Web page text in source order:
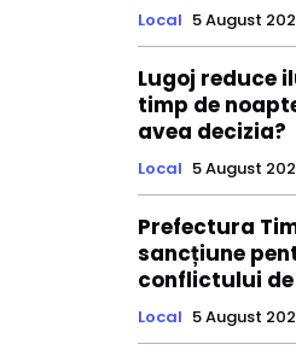
Local 5 August
Lugoj reduce
timp de
avea decizia?
Local 5 August
Prefectura
sancțiune
conflictului
Local 5 August